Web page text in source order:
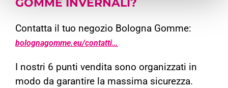
GOMME INVERNALI?
Contatta il tuo negozio Bologna Gomme:
bolognagomme.eu/contatti…
I nostri 6 punti vendita sono organizzati in
modo da garantire la massima sicurezza.